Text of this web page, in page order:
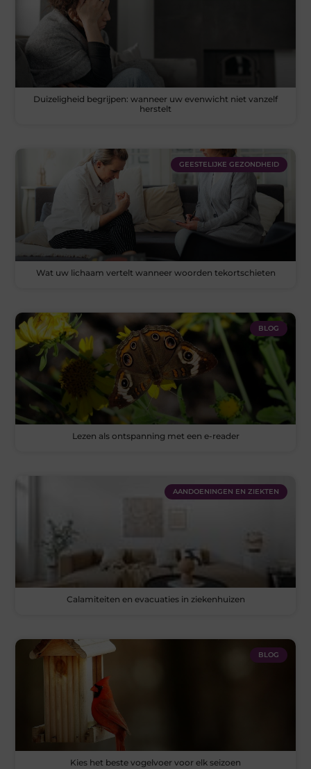
Duizeligheid begrijpen: wanneer uw evenwicht niet vanzelf
herstelt
GEESTELIJKE GEZONDHEID
Wat uw lichaam vertelt wanneer woorden tekortschieten
BLOG
Lezen als ontspanning met een e-reader
AANDOENINGEN EN ZIEKTEN
Calamiteiten en evacuaties in ziekenhuizen
BLOG
Kies het beste vogelvoer voor elk seizoen